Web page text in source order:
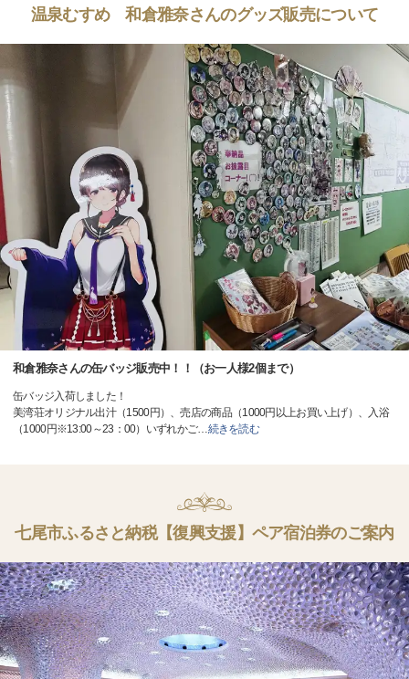
温泉むすめ 和倉雅奈さんのグッズ販売について
和倉雅奈さんの缶バッジ販売中！！（お一人様2個まで）
缶バッジ入荷しました！
美湾荘オリジナル出汁（1500円）、売店の商品（1000円以上お買い上げ）、入浴
（1000円※13:00～23：00）いずれかご…続きを読む
七尾市ふるさと納税【復興支援】ペア宿泊券のご案内